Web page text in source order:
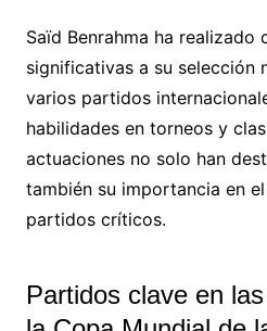
Saïd Benrahma ha realizado
significativas a su selección
varios partidos
habilidades en torneos y
actuaciones no solo han
también su importancia en
partidos críticos.
Partidos clave en